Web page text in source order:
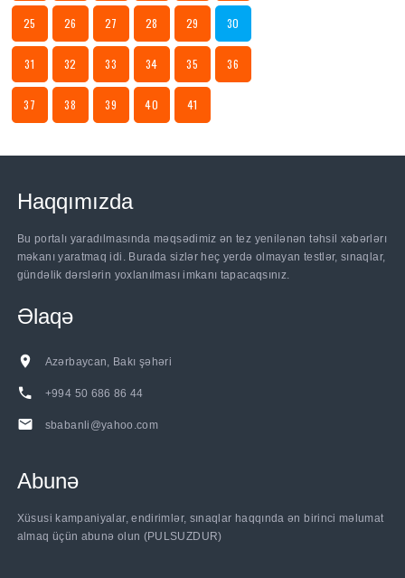
25 26 27 28 29 30
31 32 33 34 35 36
37 38 39 40 41
Haqqımızda
Bu portalı yaradılmasında məqsədimiz ən tez yenilənən təhsil xəbərlərı
məkanı yaratmaq idi. Burada sizlər heç yerdə olmayan testlər, sınaqlar,
gündəlik dərslərin yoxlanılması imkanı tapacaqsınız.
Əlaqə
Azərbaycan, Bakı şəhəri
+994 50 686 86 44
sbabanli@yahoo.com
Abunə
Xüsusi kampaniyalar, endirimlər, sınaqlar haqqında ən birinci məlumat
almaq üçün abunə olun (PULSUZDUR)